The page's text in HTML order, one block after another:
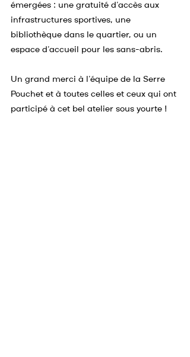
émergées : une gratuité d’accès aux
infrastructures sportives, une
bibliothèque dans le quartier, ou un
espace d’accueil pour les sans-abris.
Un grand merci à l’équipe de la Serre
Pouchet et à toutes celles et ceux qui ont
participé à cet bel atelier sous yourte !